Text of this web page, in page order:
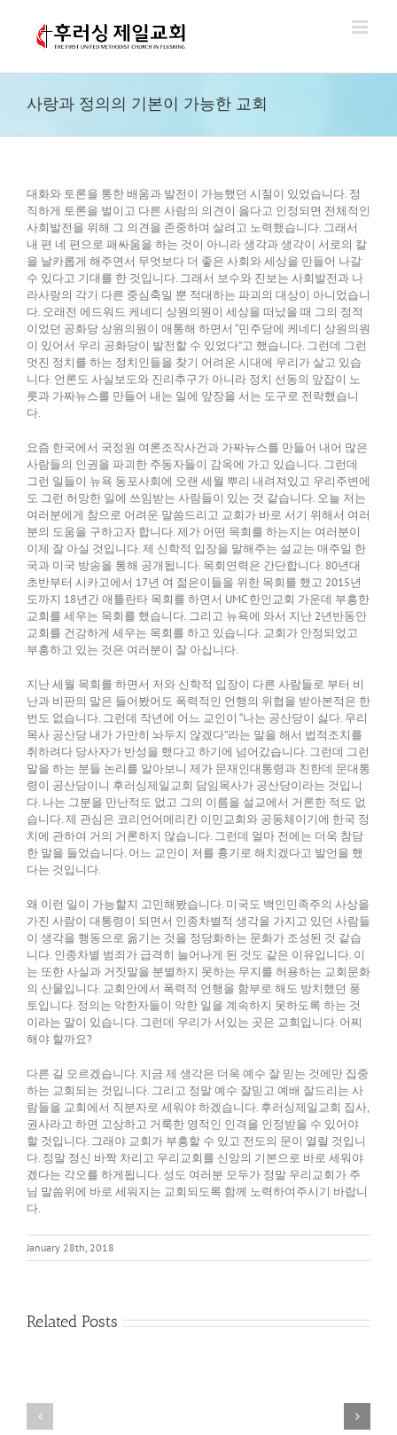
사랑과 정의의 기본이 가능한 교회
대화와 토론을 통한 배움과 발전이 가능했던 시절이 있었습니다. 정
직하게 토론을 벌이고 다른 사람의 의견이 옳다고 인정되면 전체적인
사회발전을 위해 그 의견을 존중하며 살려고 노력했습니다. 그래서
내 편 네 편으로 패싸움을 하는 것이 아니라 생각과 생각이 서로의 칼
을 날카롭게 해주면서 무엇보다 더 좋은 사회와 세상을 만들어 나갈
수 있다고 기대를 한 것입니다. 그래서 보수와 진보는 사회발전과 나
라사랑의 각기 다른 중심축일 뿐 적대하는 파괴의 대상이 아니었습니
다. 오래전 에드워드 케네디 상원의원이 세상을 떠났을 때 그의 정적
이었던 공화당 상원의원이 애통해 하면서 “민주당에 케네디 상원의원
이 있어서 우리 공화당이 발전할 수 있었다”고 했습니다. 그런데 그런
멋진 정치를 하는 정치인들을 찾기 어려운 시대에 우리가 살고 있습
니다. 언론도 사실보도와 진리추구가 아니라 정치 선동의 앞잡이 노
릇과 가짜뉴스를 만들어 내는 일에 앞장을 서는 도구로 전락했습니
다.
요즘 한국에서 국정원 여론조작사건과 가짜뉴스를 만들어 내어 많은
사람들의 인권을 파괴한 주동자들이 감옥에 가고 있습니다. 그런데
그런 일들이 뉴욕 동포사회에 오랜 세월 뿌리 내려져있고 우리주변에
도 그런 허망한 일에 쓰임받는 사람들이 있는 것 같습니다. 오늘 저는
여러분에게 참으로 어려운 말씀드리고 교회가 바로 서기 위해서 여러
분의 도움을 구하고자 합니다. 제가 어떤 목회를 하는지는 여러분이
이제 잘 아실 것입니다. 제 신학적 입장을 말해주는 설교는 매주일 한
국과 미국 방송을 통해 공개됩니다. 목회연력은 간단합니다. 80년대
초반부터 시카고에서 17년 여 젊은이들을 위한 목회를 했고 2015년
도까지 18년간 애틀란타 목회를 하면서 UMC 한인교회 가운데 부흥한
교회를 세우는 목회를 했습니다. 그리고 뉴욕에 와서 지난 2년반동안
교회를 건강하게 세우는 목회를 하고 있습니다. 교회가 안정되었고
부흥하고 있는 것은 여러분이 잘 아십니다.
지난 세월 목회를 하면서 저와 신학적 입장이 다른 사람들로 부터 비
난과 비판의 말은 들어봤어도 폭력적인 언행의 위협을 받아본적은 한
번도 없습니다. 그런데 작년에 어느 교인이 “나는 공산당이 싫다. 우리
목사 공산당 내가 가만히 놔두지 않겠다”라는 말을 해서 법적조치를
취하려다 당사자가 반성을 했다고 하기에 넘어갔습니다. 그런데 그런
말을 하는 분들 논리를 알아보니 제가 문재인대통령과 친한데 문대통
령이 공산당이니 후러싱제일교회 담임목사가 공산당이라는 것입니
다. 나는 그분을 만난적도 없고 그의 이름을 설교에서 거론한 적도 없
습니다. 제 관심은 코리언어메리칸 이민교회와 공동체이기에 한국 정
치에 관하여 거의 거론하지 않습니다. 그런데 얼마 전에는 더욱 참담
한 말을 들었습니다. 어느 교인이 저를 흉기로 해치겠다고 발언을 했
다는 것입니다.
왜 이런 일이 가능할지 고민해봤습니다. 미국도 백인민족주의 사상을
가진 사람이 대통령이 되면서 인종차별적 생각을 가지고 있던 사람들
이 생각을 행동으로 옮기는 것을 정당화하는 문화가 조성된 것 같습
니다. 인종차별 범죄가 급격히 늘어나게 된 것도 같은 이유입니다. 이
는 또한 사실과 거짓말을 분별하지 못하는 무지를 허용하는 교회문화
의 산물입니다. 교회안에서 폭력적 언행을 함부로 해도 방치했던 풍
토입니다. 정의는 악한자들이 악한 일을 계속하지 못하도록 하는 것
이라는 말이 있습니다. 그런데 우리가 서있는 곳은 교회입니다. 어찌
해야 할까요?
다른 길 모르겠습니다. 지금 제 생각은 더욱 예수 잘 믿는 것에만 집중
하는 교회되는 것입니다. 그리고 정말 예수 잘믿고 예배 잘드리는 사
람들을 교회에서 직분자로 세워야 하겠습니다. 후러싱제일교회 집사,
권사라고 하면 고상하고 거룩한 영적인 인격을 인정받을 수 있어야
할 것입니다. 그래야 교회가 부흥할 수 있고 전도의 문이 열릴 것입니
다. 정말 정신 바짝 차리고 우리교회를 신앙의 기본으로 바로 세워야
겠다는 각오를 하게됩니다. 성도 여러분 모두가 정말 우리교회가 주
님 말씀위에 바로 세워지는 교회되도록 함께 노력하여주시기 바랍니
다.
January 28th, 2018
Related Posts